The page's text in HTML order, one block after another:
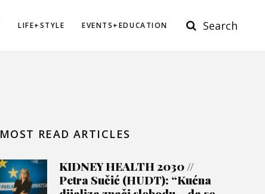
LIFE+STYLE EVENTS+EDUCATION Search
MOST READ ARTICLES
KIDNEY HEALTH 2030 //
Petra Sučić (HUDT): “Kućna